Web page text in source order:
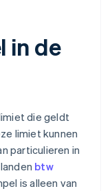
in de
die geldt
limiet kunnen
particulieren in
btw
is alleen van